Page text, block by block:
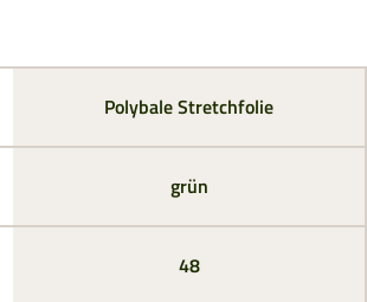
Polybale Stretchfolie
grün
48